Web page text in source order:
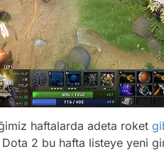
haftalarda adeta roket
Dota 2 bu hafta listeye yeni